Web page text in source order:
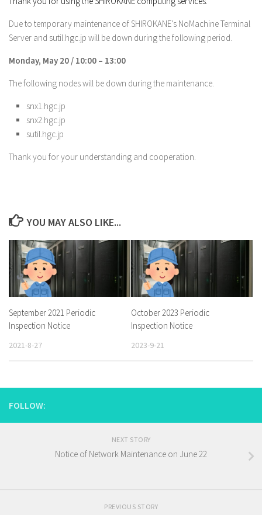
Due to temporary maintenance of SHIROKANE’s NoMachine Terminal
Server and sutil.hgc.jp will be down during the following period.
Monday, May 20 / 10:00 – 13:00
The following nodes will be down during the maintenance.
snx1.hgc.jp
snx2.hgc.jp
sutil.hgc.jp
Thank you for your understanding and cooperation.
YOU MAY ALSO LIKE...
September 2021 Periodic
Inspection Notice
2021-8-27
October 2023 Periodic
Inspection Notice
2023-9-21
FOLLOW:
NEXT STORY
Notice of Network Maintenance on June 22
PREVIOUS STORY